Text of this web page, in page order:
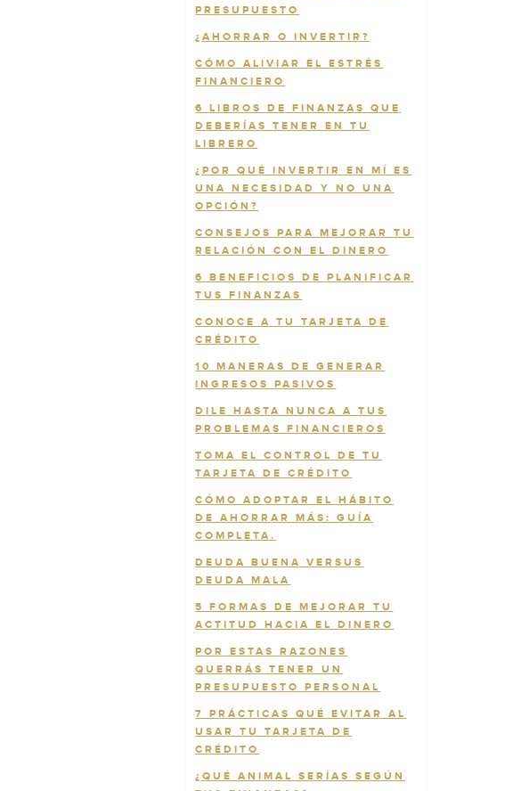
PRESUPUESTO
¿AHORRAR O INVERTIR?
CÓMO ALIVIAR EL ESTRÉS
FINANCIERO
6 LIBROS DE FINANZAS QUE
DEBERÍAS TENER EN TU
LIBRERO
¿POR QUÉ INVERTIR EN MÍ ES
UNA NECESIDAD Y NO UNA
OPCIÓN?
CONSEJOS PARA MEJORAR TU
RELACIÓN CON EL DINERO
6 BENEFICIOS DE PLANIFICAR
TUS FINANZAS
CONOCE A TU TARJETA DE
CRÉDITO
10 MANERAS DE GENERAR
INGRESOS PASIVOS
DILE HASTA NUNCA A TUS
PROBLEMAS FINANCIEROS
TOMA EL CONTROL DE TU
TARJETA DE CRÉDITO
CÓMO ADOPTAR EL HÁBITO
DE AHORRAR MÁS: GUÍA
COMPLETA.
DEUDA BUENA VERSUS
DEUDA MALA
5 FORMAS DE MEJORAR TU
ACTITUD HACIA EL DINERO
POR ESTAS RAZONES
QUERRÁS TENER UN
PRESUPUESTO PERSONAL
7 PRÁCTICAS QUÉ EVITAR AL
USAR TU TARJETA DE
CRÉDITO
¿QUÉ ANIMAL SERÍAS SEGÚN